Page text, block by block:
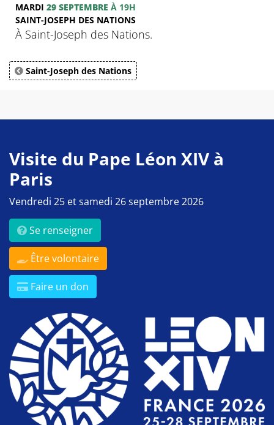
MARDI 29 SEPTEMBRE À 19H
SAINT-JOSEPH DES NATIONS
À Saint-Joseph des Nations.
Saint-Joseph des Nations
Visite du Pape Léon XIV à
Paris
Vendredi 25 et samedi 26 septembre 2026
Se renseigner
Être volontaire
Faire un don